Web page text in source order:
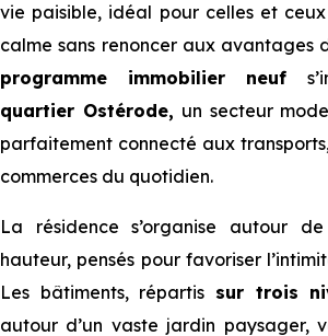
vie paisible, idéal pour celles et
calme sans renoncer aux avantages
programme immobilier neuf
quartier Ostérode, un secteur
parfaitement connecté aux
commerces du quotidien.
La résidence s’organise autour
hauteur, pensés pour favoriser
Les bâtiments, répartis sur trois
autour d’un vaste jardin paysager,